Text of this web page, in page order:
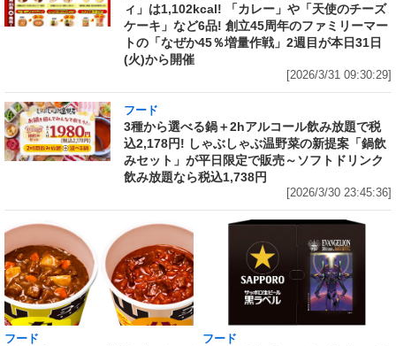
ィ」は1,102kcal! 「カレー」や「天使のチーズ
ケーキ」など6品! 創立45周年のファミリーマー
トの「なぜか45％増量作戦」2週目が本日31日
(火)から開催
[2026/3/31 09:30:29]
フード
3種から選べる鍋＋2hアルコール飲み放題で税
込2,178円! しゃぶしゃぶ温野菜の新提案「鍋飲
みセット」が平日限定で販売～ソフトドリンク
飲み放題なら税込1,738円
[2026/3/30 23:45:36]
フード フード